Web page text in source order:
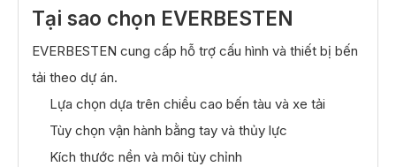
Tại sao chọn EVERBESTEN
EVERBESTEN cung cấp hỗ trợ cấu hình và thiết bị bến
tải theo dự án.
Lựa chọn dựa trên chiều cao bến tàu và xe tải
Tùy chọn vận hành bằng tay và thủy lực
Kích thước nền và môi tùy chỉnh